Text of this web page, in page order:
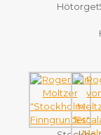
Hötorget